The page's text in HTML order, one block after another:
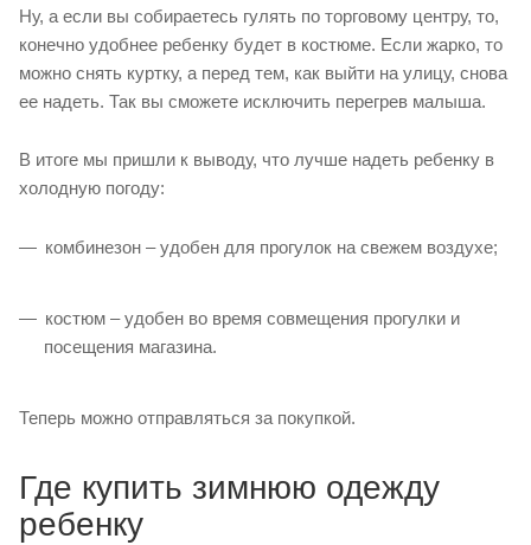
Ну, а если вы собираетесь гулять по торговому центру, то,
конечно удобнее ребенку будет в костюме. Если жарко, то
можно снять куртку, а перед тем, как выйти на улицу, снова
ее надеть. Так вы сможете исключить перегрев малыша.
В итоге мы пришли к выводу, что лучше надеть ребенку в
холодную погоду:
комбинезон – удобен для прогулок на свежем воздухе;
костюм – удобен во время совмещения прогулки и
посещения магазина.
Теперь можно отправляться за покупкой.
Где купить зимнюю одежду
ребенку